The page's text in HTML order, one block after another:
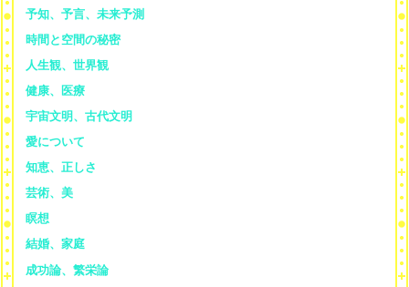
予知、予言、未来予測
時間と空間の秘密
人生観、世界観
健康、医療
宇宙文明、古代文明
愛について
知恵、正しさ
芸術、美
瞑想
結婚、家庭
成功論、繁栄論